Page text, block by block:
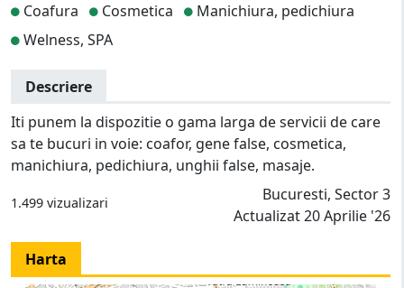
Coafura
Cosmetica
Manichiura, pedichiura
Welness, SPA
Descriere
Iti punem la dispozitie o gama larga de servicii de care
sa te bucuri in voie: coafor, gene false, cosmetica,
manichiura, pedichiura, unghii false, masaje.
1.499 vizualizari
Bucuresti, Sector 3
Actualizat 20 Aprilie '26
Harta